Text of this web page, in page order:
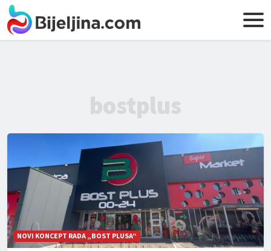
bostplus
NOVI KONCEPT RADA „BOST PLUSA“